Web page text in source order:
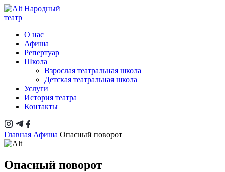
Народный
театр
О нас
Афиша
Репертуар
Школа
Взрослая театральная школа
Детская театральная школа
Услуги
История театра
Контакты
Главная Афиша Опасный поворот
Опасный поворот